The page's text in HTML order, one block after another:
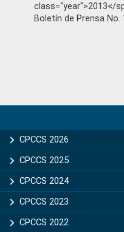
class="year">2013</
Boletín de Prensa No.
Sidebar
CPCCS 2026
CPCCS 2025
CPCCS 2024
CPCCS 2023
CPCCS 2022